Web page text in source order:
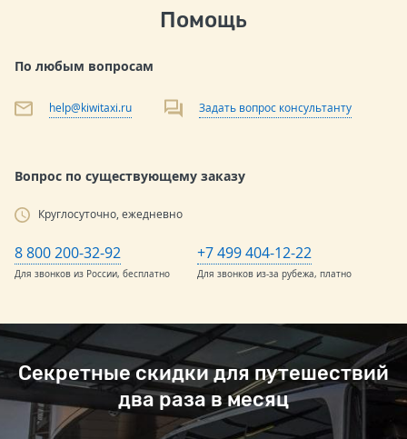
Помощь
По любым вопросам
help@kiwitaxi.ru Задать вопрос консультанту
Вопрос по существующему заказу
Круглосуточно, ежедневно
8 800 200-32-92
Для звонков из России, бесплатно
+7 499 404-12-22
Для звонков из-за рубежа, платно
Секретные скидки для путешествий
два раза в месяц